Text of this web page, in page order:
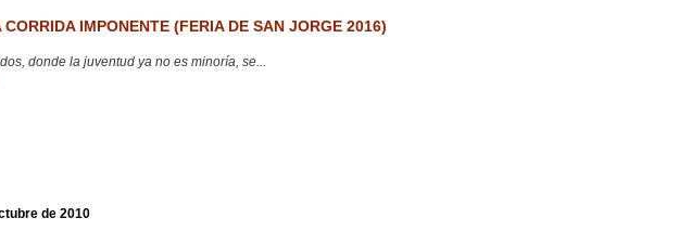
IMPONENTE (FERIA DE SAN JORGE 2016)
donde la juventud ya no es minoría, se...
de 2010